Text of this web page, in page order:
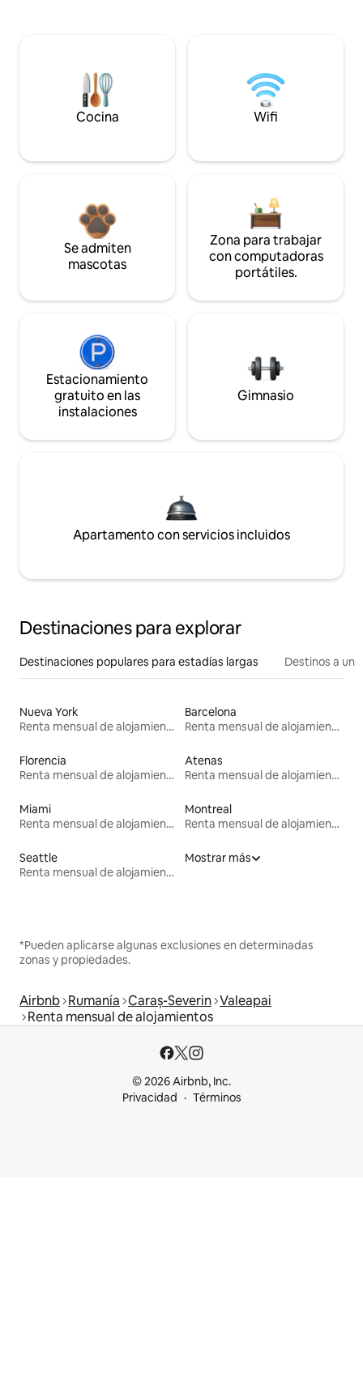
Cocina Wifi
Se admiten
mascotas
Zona para trabajar
con computadoras
portátiles.
Estacionamiento
gratuito en las
instalaciones
Gimnasio
Apartamento con servicios incluidos
Destinaciones para explorar
Destinaciones populares para estadías largas Destinos a un
Nueva York
Renta mensual de alojamientos
Barcelona
Renta mensual de alojamientos
Florencia
Renta mensual de alojamientos
Atenas
Renta mensual de alojamientos
Miami
Renta mensual de alojamientos
Montreal
Renta mensual de alojamientos
Seattle
Renta mensual de alojamientos
Mostrar más
*Pueden aplicarse algunas exclusiones en determinadas
zonas y propiedades.
Airbnb Rumanía Caraș-Severin Valeapai
Renta mensual de alojamientos
© 2026 Airbnb, Inc.
Privacidad
Términos